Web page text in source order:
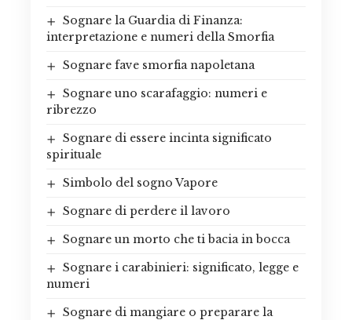
Sognare la Guardia di Finanza:
interpretazione e numeri della Smorfia
Sognare fave smorfia napoletana
Sognare uno scarafaggio: numeri e
ribrezzo
Sognare di essere incinta significato
spirituale
Simbolo del sogno Vapore
Sognare di perdere il lavoro
Sognare un morto che ti bacia in bocca
Sognare i carabinieri: significato, legge e
numeri
Sognare di mangiare o preparare la